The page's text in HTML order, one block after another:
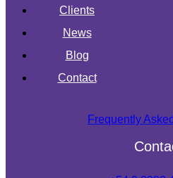
Clients
News
Blog
Contact
Frequently